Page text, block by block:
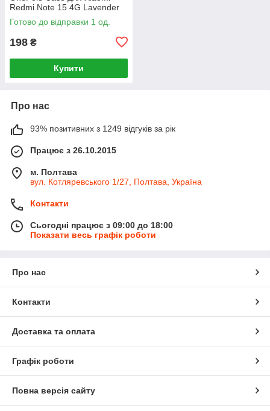
Redmi Note 15 4G Lavender
(ARM89983)
Готово до відправки 1 од.
198 ₴
Купити
Про нас
93% позитивних з 1249 відгуків за рік
Працює з 26.10.2015
м. Полтава
вул. Котляревського 1/27, Полтава, Україна
Контакти
Сьогодні працює з 09:00 до 18:00
Показати весь графік роботи
Про нас
Контакти
Доставка та оплата
Графік роботи
Повна версія сайту